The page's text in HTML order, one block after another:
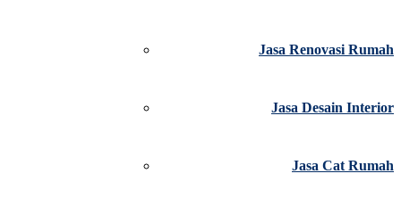
Jasa Renovasi Rumah
Jasa Desain Interior
Jasa Cat Rumah